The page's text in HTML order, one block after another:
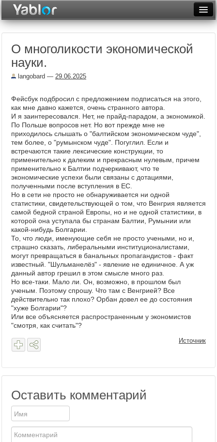
Неделя
Архив
Фототоп
Видеотоп
О многоликости экономической
науки.
langobard — 29.06.2025
Фейсбук подбросил с предложением подписаться на этого,
как мне давно кажется, очень странного автора.
И я заинтересовался. Нет, не прайд-парадом, а экономикой.
По Польше вопросов нет. Но вот прежде мне не
приходилось слышать о "балтийском экономическом чуде",
тем более, о "румынском чуде". Погуглил. Если и
встречаются такие лексические конструкции, то
применительно к далеким и прекрасным нулевым, причем
применительно к Балтии подчеркивают, что те
экономические успехи были связаны с дотациями,
полученными после вступления в ЕС.
Но в сети не просто не обнаруживается ни одной
статистики, свидетельствующей о том, что Венгрия является
самой бедной страной Европы, но и не одной статистики, в
которой она уступала бы странам Балтии, Румынии или
какой-нибудь Болгарии.
То, что люди, именующие себя не просто учеными, но и,
страшно сказать, либеральными институционалистами,
могут превращаться в банальных пропагандистов - факт
известный. "Шульманелёз" - явление не единичное. А уж
данный автор грешил в этом смысле много раз.
Но все-таки. Мало ли. Он, возможно, в прошлом был
ученым. Поэтому спрошу. Что там с Венгрией? Все
действительно так плохо? Орбан довел ее до состояния
"хуже Болгарии"?
Или все объясняется распространенным у экономистов
"смотря, как считать"?
Источник
Оставить комментарий